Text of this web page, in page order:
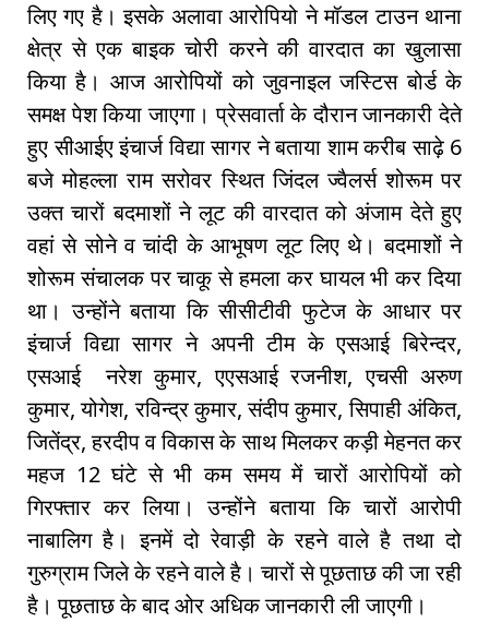
लिए गए है। इसके अलावा आरोपियो ने मॉडल टाउन थाना
क्षेत्र से एक बाइक चोरी करने की वारदात का खुलासा
किया है। आज आरोपियों को जुवनाइल जस्टिस बोर्ड के
समक्ष पेश किया जाएगा। प्रेसवार्ता के दौरान जानकारी देते
हुए सीआईए इंचार्ज विद्या सागर ने बताया शाम करीब साढ़े 6
बजे मोहल्ला राम सरोवर स्थित जिंदल ज्वैलर्स शोरूम पर
उक्त चारों बदमाशों ने लूट की वारदात को अंजाम देते हुए
वहां से सोने व चांदी के आभूषण लूट लिए थे। बदमाशों ने
शोरूम संचालक पर चाकू से हमला कर घायल भी कर दिया
था। उन्होंने बताया कि सीसीटीवी फुटेज के आधार पर
इंचार्ज विद्या सागर ने अपनी टीम के एसआई बिरेन्दर,
एसआई नरेश कुमार, एएसआई रजनीश, एचसी अरुण
कुमार, योगेश, रविन्द्र कुमार, संदीप कुमार, सिपाही अंकित,
जितेंद्र, हरदीप व विकास के साथ मिलकर कड़ी मेहनत कर
महज 12 घंटे से भी कम समय में चारों आरोपियों को
गिरफ्तार कर लिया। उन्होंने बताया कि चारों आरोपी
नाबालिग है। इनमें दो रेवाड़ी के रहने वाले है तथा दो
गुरुग्राम जिले के रहने वाले है। चारों से पूछताछ की जा रही
है। पूछताछ के बाद ओर अधिक जानकारी ली जाएगी।